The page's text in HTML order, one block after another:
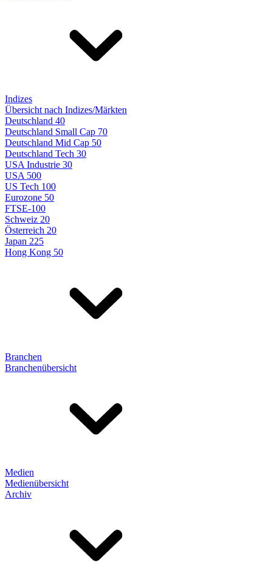
Indizes
Übersicht nach Indizes/Märkten
Deutschland 40
Deutschland Small Cap 70
Deutschland Mid Cap 50
Deutschland Tech 30
USA Industrie 30
USA 500
US Tech 100
Eurozone 50
FTSE-100
Schweiz 20
Österreich 20
Japan 225
Hong Kong 50
Branchen
Branchenübersicht
Medien
Medienübersicht
Archiv